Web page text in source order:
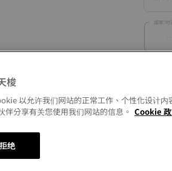
Sport
國家/地
*必需的
梭
以允许我们网站的正常工作、个性化设计
伴分享有关您使用我们网站的信息。 Cookie
绝